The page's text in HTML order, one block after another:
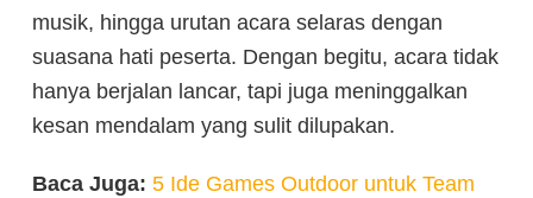
musik, hingga urutan acara selaras dengan
suasana hati peserta. Dengan begitu, acara tidak
hanya berjalan lancar, tapi juga meninggalkan
kesan mendalam yang sulit dilupakan.
Baca Juga: 5 Ide Games Outdoor untuk Team